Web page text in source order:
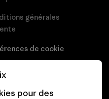
générales
de cookie
et media
pour des